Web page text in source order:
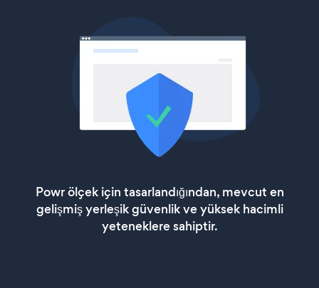
Powr ölçek için tasarlandığından, mevcut en
gelişmiş yerleşik güvenlik ve yüksek hacimli
yeteneklere sahiptir.